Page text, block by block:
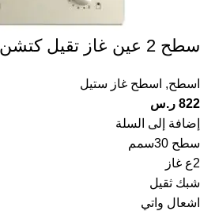
سطح 2 عين غاز تقيل كتشن لاين منفصل ايطالى
اسطح, اسطح غاز ستيل
822 ر.س
إضافة إلى السلة
سطح 30سمم
2ع غاز
شبك ثقيل
اشعال واتي